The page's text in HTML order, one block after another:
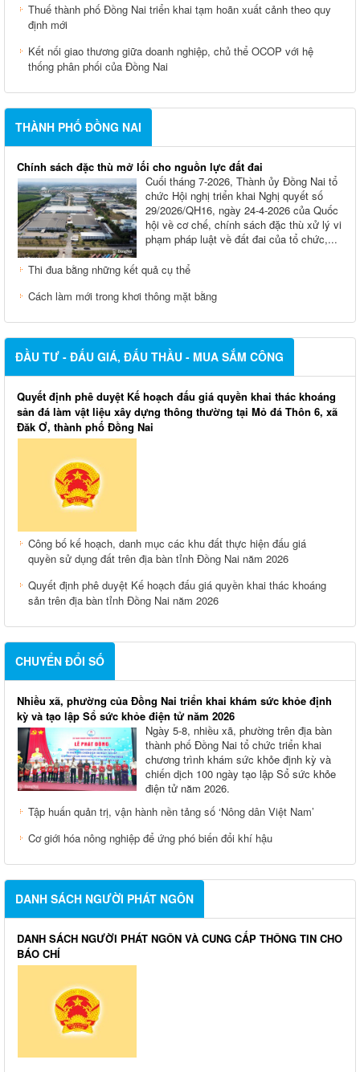
Thuế thành phố Đồng Nai triển khai tạm hoãn xuất cảnh theo quy
định mới
Kết nối giao thương giữa doanh nghiệp, chủ thể OCOP với hệ
thống phân phối của Đồng Nai
THÀNH PHỐ ĐỒNG NAI
Chính sách đặc thù mở lối cho nguồn lực đất đai
Cuối tháng 7-2026, Thành ủy Ðồng Nai tổ
chức Hội nghị triển khai Nghị quyết số
29/2026/QH16, ngày 24-4-2026 của Quốc
hội về cơ chế, chính sách đặc thù xử lý vi
phạm pháp luật về đất đai của tổ chức,...
Thi đua bằng những kết quả cụ thể
Cách làm mới trong khơi thông mặt bằng
ĐẦU TƯ - ĐẤU GIÁ, ĐẤU THẦU - MUA SẮM CÔNG
Quyết định phê duyệt Kế hoạch đấu giá quyền khai thác khoáng
sản đá làm vật liệu xây dựng thông thường tại Mỏ đá Thôn 6, xã
Đăk Ơ, thành phố Đồng Nai
Công bố kế hoạch, danh mục các khu đất thực hiện đấu giá
quyền sử dụng đất trên địa bàn tỉnh Đồng Nai năm 2026
Quyết định phê duyệt Kế hoạch đấu giá quyền khai thác khoáng
sản trên địa bàn tỉnh Đồng Nai năm 2026
CHUYỂN ĐỔI SỐ
Nhiều xã, phường của Đồng Nai triển khai khám sức khỏe định
kỳ và tạo lập Sổ sức khỏe điện tử năm 2026
Ngày 5-8, nhiều xã, phường trên địa bàn
thành phố Đồng Nai tổ chức triển khai
chương trình khám sức khỏe định kỳ và
chiến dịch 100 ngày tạo lập Sổ sức khỏe
điện tử năm 2026.
Tập huấn quản trị, vận hành nền tảng số ‘Nông dân Việt Nam’
Cơ giới hóa nông nghiệp để ứng phó biến đổi khí hậu
DANH SÁCH NGƯỜI PHÁT NGÔN
DANH SÁCH NGƯỜI PHÁT NGÔN VÀ CUNG CẤP THÔNG TIN CHO
BÁO CHÍ